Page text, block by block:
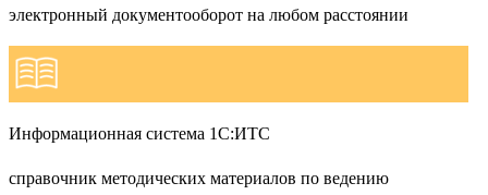
электронный документооборот на любом расстоянии
Информационная система 1С:ИТС
справочник методических материалов по ведению